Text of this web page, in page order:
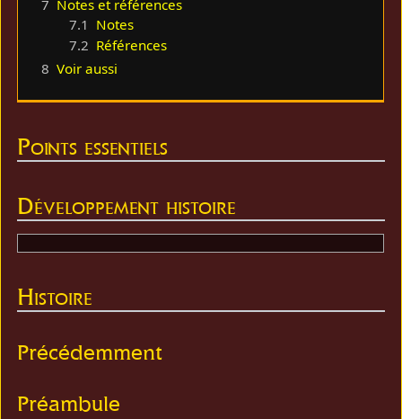
7 Notes et références
7.1 Notes
7.2 Références
8 Voir aussi
Points essentiels
Développement histoire
Histoire
Précédemment
Préambule